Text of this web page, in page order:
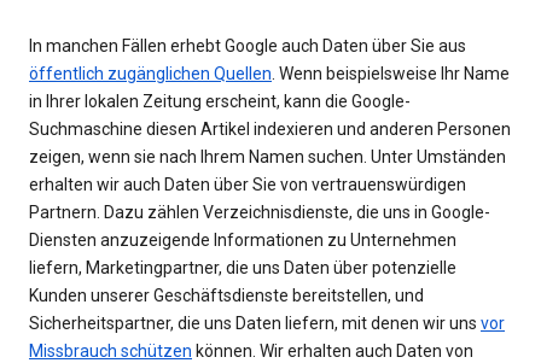
In manchen Fällen erhebt Google auch Daten über Sie aus
öffentlich zugänglichen Quellen. Wenn beispielsweise Ihr Name
in Ihrer lokalen Zeitung erscheint, kann die Google-
Suchmaschine diesen Artikel indexieren und anderen Personen
zeigen, wenn sie nach Ihrem Namen suchen. Unter Umständen
erhalten wir auch Daten über Sie von vertrauenswürdigen
Partnern. Dazu zählen Verzeichnisdienste, die uns in Google-
Diensten anzuzeigende Informationen zu Unternehmen
liefern, Marketingpartner, die uns Daten über potenzielle
Kunden unserer Geschäftsdienste bereitstellen, und
Sicherheitspartner, die uns Daten liefern, mit denen wir uns vor
Missbrauch schützen können. Wir erhalten auch Daten von